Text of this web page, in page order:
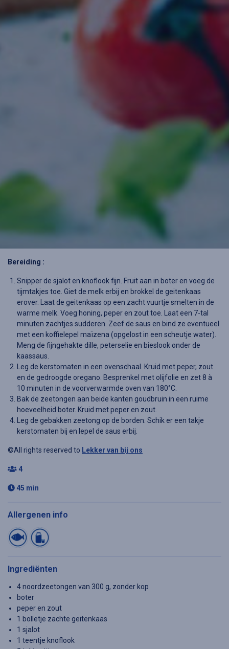
Bereiding :
Snipper de sjalot en knoflook fijn. Fruit aan in boter en voeg de
tijmtakjes toe. Giet de melk erbij en brokkel de geitenkaas
erover. Laat de geitenkaas op een zacht vuurtje smelten in de
warme melk. Voeg honing, peper en zout toe. Laat een 7-tal
minuten zachtjes sudderen. Zeef de saus en bind ze eventueel
met een koffielepel maïzena (opgelost in een scheutje water).
Meng de fijngehakte dille, peterselie en bieslook onder de
kaassaus.
Leg de kerstomaten in een ovenschaal. Kruid met peper, zout
en de gedroogde oregano. Besprenkel met olijfolie en zet 8 à
10 minuten in de voorverwarmde oven van 180°C.
Bak de zeetongen aan beide kanten goudbruin in een ruime
hoeveelheid boter. Kruid met peper en zout.
Leg de gebakken zeetong op de borden. Schik er een takje
kerstomaten bij en lepel de saus erbij.
©All rights reserved to Lekker van bij ons
4
45 min
Allergenen info
Ingrediënten
4 noordzeetongen van 300 g, zonder kop
boter
peper en zout
1 bolletje zachte geitenkaas
1 sjalot
1 teentje knoflook